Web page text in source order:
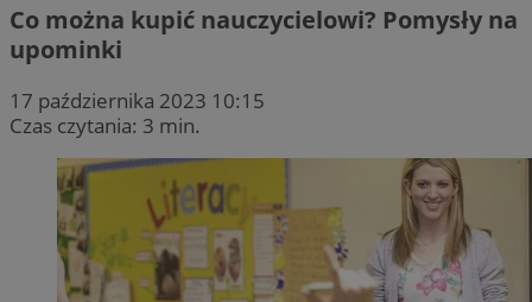
Co można kupić nauczycielowi? Pomysły na
upominki
17 października 2023 10:15
Czas czytania: 3 min.